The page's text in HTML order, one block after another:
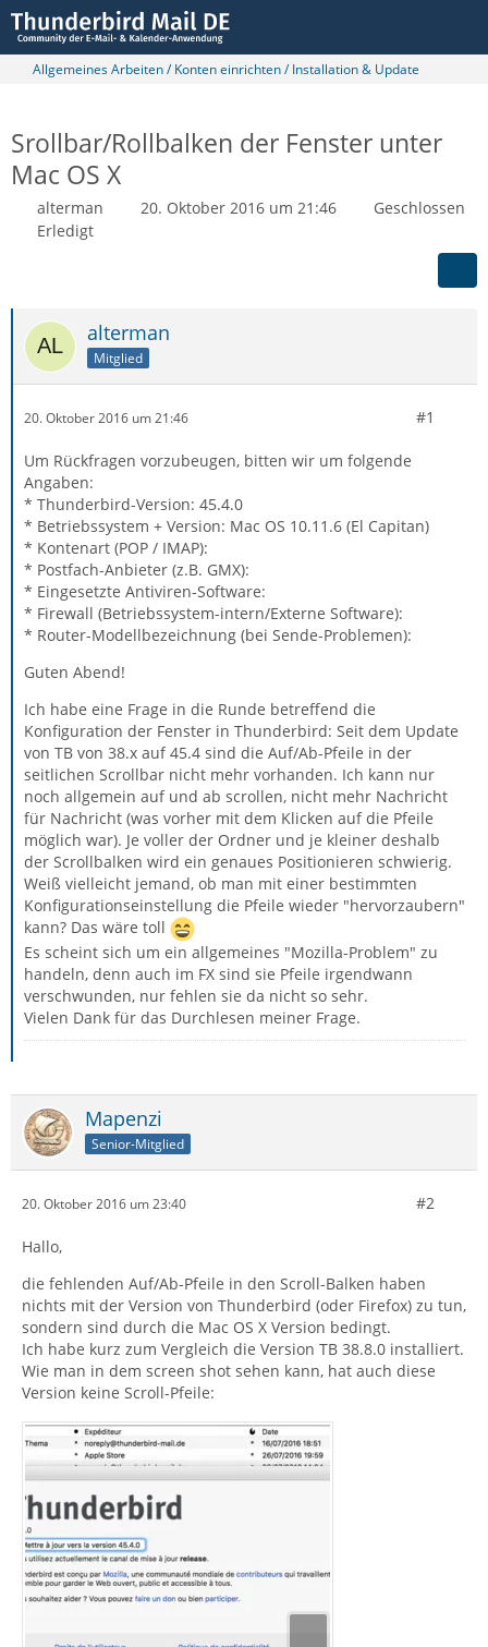
Allgemeines Arbeiten / Konten einrichten / Installation & Update
Srollbar/Rollbalken der Fenster unter
Mac OS X
alterman 20. Oktober 2016 um 21:46
Geschlossen
Erledigt
alterman
Mitglied
20. Oktober 2016 um 21:46 #1
Um Rückfragen vorzubeugen, bitten wir um folgende
Angaben:
* Thunderbird-Version: 45.4.0
* Betriebssystem + Version: Mac OS 10.11.6 (El Capitan)
* Kontenart (POP / IMAP):
* Postfach-Anbieter (z.B. GMX):
* Eingesetzte Antiviren-Software:
* Firewall (Betriebssystem-intern/Externe Software):
* Router-Modellbezeichnung (bei Sende-Problemen):
Guten Abend!
Ich habe eine Frage in die Runde betreffend die
Konfiguration der Fenster in Thunderbird: Seit dem Update
von TB von 38.x auf 45.4 sind die Auf/Ab-Pfeile in der
seitlichen Scrollbar nicht mehr vorhanden. Ich kann nur
noch allgemein auf und ab scrollen, nicht mehr Nachricht
für Nachricht (was vorher mit dem Klicken auf die Pfeile
möglich war). Je voller der Ordner und je kleiner deshalb
der Scrollbalken wird ein genaues Positionieren schwierig.
Weiß vielleicht jemand, ob man mit einer bestimmten
Konfigurationseinstellung die Pfeile wieder "hervorzaubern"
kann? Das wäre toll
Es scheint sich um ein allgemeines "Mozilla-Problem" zu
handeln, denn auch im FX sind sie Pfeile irgendwann
verschwunden, nur fehlen sie da nicht so sehr.
Vielen Dank für das Durchlesen meiner Frage.
Mapenzi
Senior-Mitglied
20. Oktober 2016 um 23:40 #2
Hallo,
die fehlenden Auf/Ab-Pfeile in den Scroll-Balken haben
nichts mit der Version von Thunderbird (oder Firefox) zu tun,
sondern sind durch die Mac OS X Version bedingt.
Ich habe kurz zum Vergleich die Version TB 38.8.0 installiert.
Wie man in dem screen shot sehen kann, hat auch diese
Version keine Scroll-Pfeile: